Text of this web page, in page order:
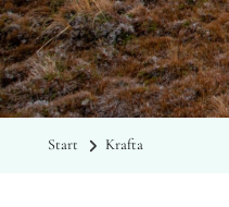
Start Krafta